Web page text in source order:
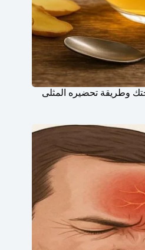
وطريقة تحضيره المثلى